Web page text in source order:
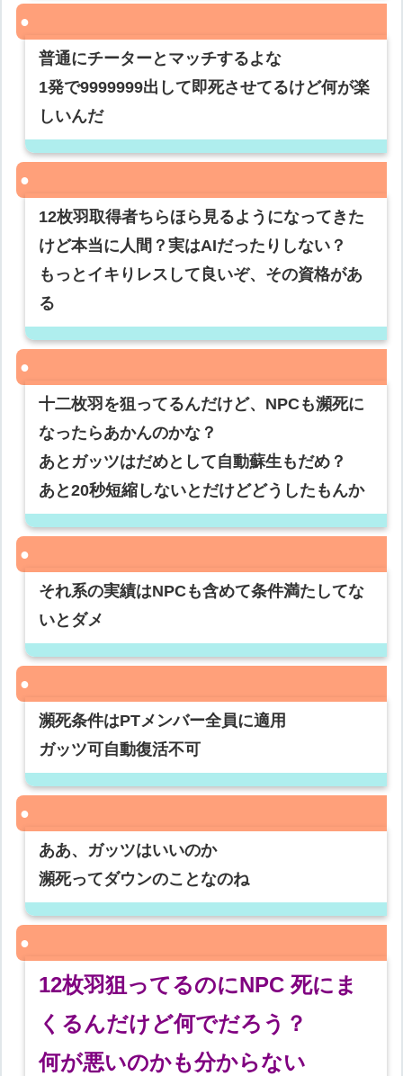
普通にチーターとマッチするよな
1発で9999999出して即死させてるけど何が楽
しいんだ
12枚羽取得者ちらほら見るようになってきた
けど本当に人間？実はAIだったりしない？
もっとイキりレスして良いぞ、その資格があ
る
十二枚羽を狙ってるんだけど、NPCも瀕死に
なったらあかんのかな？
あとガッツはだめとして自動蘇生もだめ？
あと20秒短縮しないとだけどどうしたもんか
それ系の実績はNPCも含めて条件満たしてな
いとダメ
瀕死条件はPTメンバー全員に適用
ガッツ可自動復活不可
ああ、ガッツはいいのか
瀕死ってダウンのことなのね
12枚羽狙ってるのにNPC 死にま
くるんだけど何でだろう？
何が悪いのかも分からない